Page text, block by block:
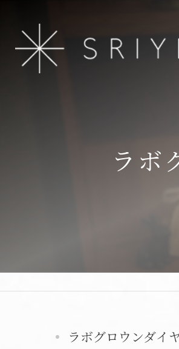
ラボ
ラボグロウンダイ